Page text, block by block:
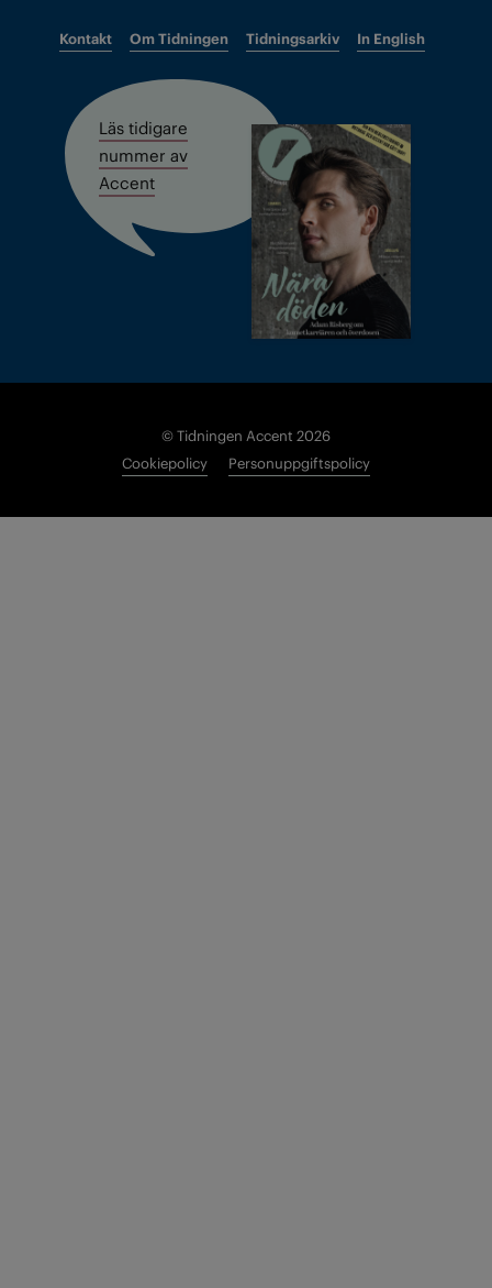
Kontakt Om Tidningen Tidningsarkiv In English
Läs tidigare
nummer av
Accent
© Tidningen Accent 2026
Cookiepolicy
Personuppgiftspolicy